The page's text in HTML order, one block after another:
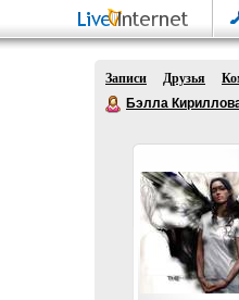
Записи Друзья
Бэлла